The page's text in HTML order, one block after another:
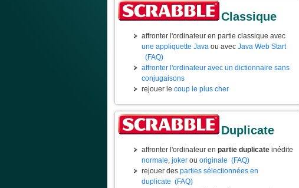
Classique
affronter l'ordinateur en partie classique avec
une appliquette Java ou avec Java Web Start
(FAQ)
affronter l'ordinateur avec un dictionnaire sans
conjugaisons
rejouer le coup le plus cher
Duplicate
affronter l'ordinateur en partie duplicate inédite
normale, joker ou originale (FAQ)
rejouer des parties sélectionnées en
duplicate (FAQ)